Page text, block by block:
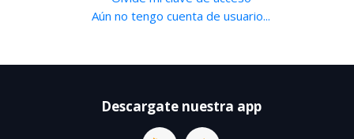
Aún no tengo cuenta de usuario...
Descargate nuestra app